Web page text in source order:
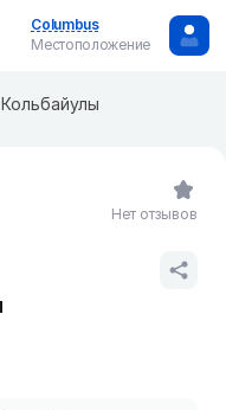
Columbus
Местоположение
Нет отзывов